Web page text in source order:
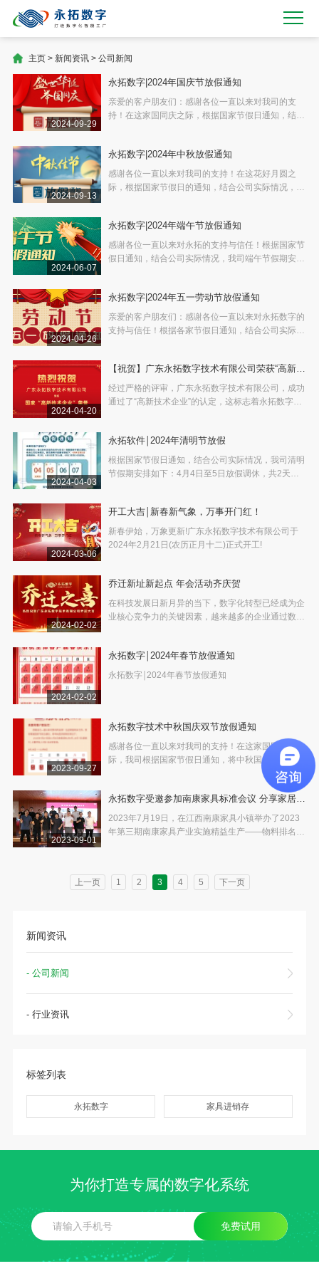
主页> 新闻资讯> 公司新闻
新闻资讯
- 公司新闻
- 行业资讯
标签列表
永拓数字 家具进销存
2024-09-29
永拓数字|2024年国庆节放假通知
亲爱的客户朋友们：感谢各位一直以来对我司的支
持！在这家国同庆之际，根据国家节假日通知，结合
2024-09-13
永拓数字|2024年中秋放假通知
感谢各位一直以来对我司的支持！在这花好月圆之
际，根据国家节假日的通知，结合公司实际情况，我
2024-06-07
永拓数字|2024年端午节放假通知
感谢各位一直以来对永拓的支持与信任！根据国家节
假日通知，结合公司实际情况，我司端午节假期安排
2024-04-26
永拓数字|2024年五一劳动节放假通知
亲爱的客户朋友们：感谢各位一直以来对永拓数字的
支持与信任！根据各家节假日通知，结合公司实际情
2024-04-20
【祝贺】广东永拓数字技术有限公司荣获“高新技
术企业”认定！
经过严格的评审，广东永拓数字技术有限公司，成功
通过了“高新技术企业”的认定，这标志着永拓数字在
2024-04-03
永拓软件￨2024年清明节放假
根据国家节假日通知，结合公司实际情况，我司清明
节假期安排如下：4月4日至5日放假调休，共2天；4
2024-03-06
开工大吉￨新春新气象，万事开门红！
新春伊始，万象更新!广东永拓数字技术有限公司于
2024年2月21日(农历正月十二)正式开工!
2024-02-02
乔迁新址新起点 年会活动齐庆贺
在科技发展日新月异的当下，数字化转型已经成为企
业核心竞争力的关键因素，越来越多的企业通过数字
务，广东永拓数字技术有限公司(下文简称“永拓数
字”)于
2024-02-02
永拓数字￨2024年春节放假通知
永拓数字￨2024年春节放假通知
2023-09-27
永拓数字技术中秋国庆双节放假通知
感谢各位一直以来对我司的支持！在这家国同庆之
际，我司根据国家节假日通知，将中秋国庆假期安排
如下：2023年9月29日至10月4日放假调休，共6
天，10月7日（星期六上整天班，10月8日正常休
息）
2023-09-01
永拓数字受邀参加南康家具标准会议 分享家居企
业如何做数字化转型
2023年7月19日，在江西南康家具小镇举办了2023
年第三期南康家具产业实施精益生产——物料排名与
上一页 1 2 3 4 5 下一页
为你打造专属的数字化系统
免费试用